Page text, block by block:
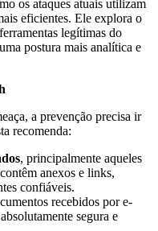
os ataques atuais utilizam
eficientes. Ele explora o
legítimas do
postura mais analítica e
a prevenção precisa ir
recomenda:
, principalmente aqueles
anexos e links,
confiáveis.
recebidos por e-
segura e